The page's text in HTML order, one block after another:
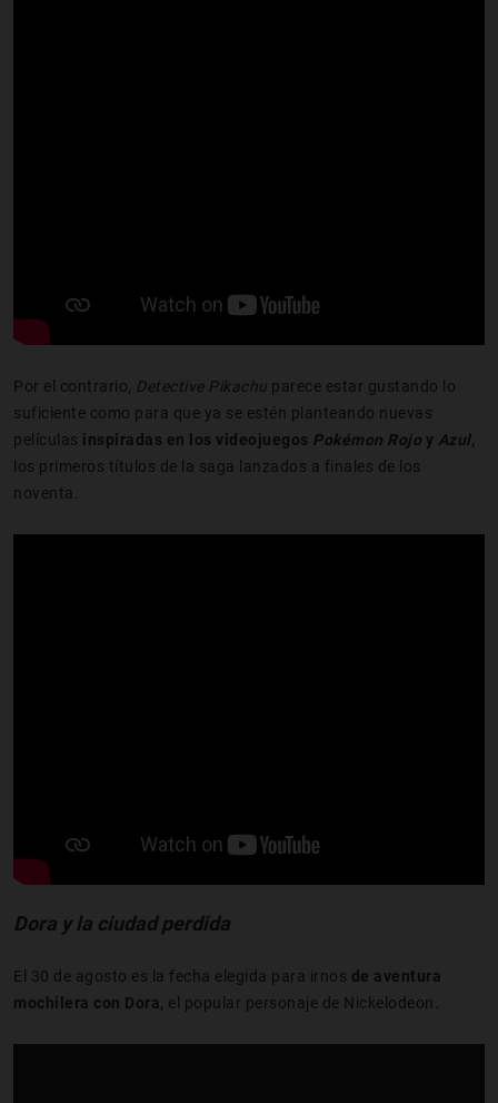
Por el contrario, Detective Pikachu parece estar gustando lo
suficiente como para que ya se estén planteando nuevas
películas inspiradas en los videojuegos Pokémon Rojo y Azul,
los primeros títulos de la saga lanzados a finales de los
noventa.
Dora y la ciudad perdida
El 30 de agosto es la fecha elegida para irnos de aventura
mochilera con Dora, el popular personaje de Nickelodeon.